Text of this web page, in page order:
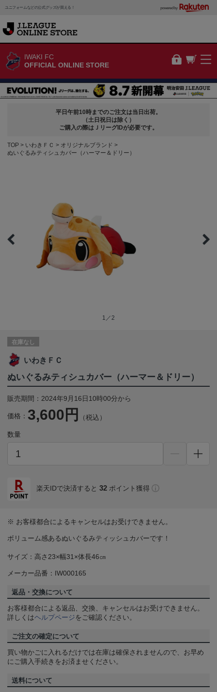
ユニフォームなどの公式グッズが買える！ powered by
IWAKI FC
OFFICIAL ONLINE STORE
平日午前10時までのご注文は当日出荷。
（土日祝日は除く）
ご購入の際はＪリーグIDが必要です。
TOP いわきＦＣ
オリジナルブランド
ぬいぐるみティシュカバー（ハーマー＆ドリー）
1／2
在庫なし
いわきＦＣ
ぬいぐるみティシュカバー（ハーマー＆ドリー）
販売期間：2024年9月16日10時00分から
価格： 3,600円 （税込）
数量
楽天IDで決済すると 32 ポイント獲得
※ お客様都合によるキャンセルはお受けできません。
ボリューム感あるぬいぐるみティッシュカバーです！
サイズ：高さ23×幅31×体長46㎝
メーカー品番：IW000165
返品・交換について
お客様都合による返品、交換、キャンセルはお受けできません。
詳しくはヘルプページをご確認ください。
ご注文の確定について
買い物かごに入れるだけでは在庫は確保されませんので、お早め
にご購入手続きをお済ませください。
送料について